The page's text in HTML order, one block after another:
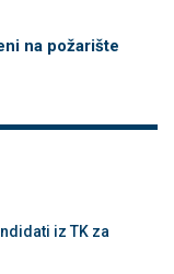
na požarište
iz TK za